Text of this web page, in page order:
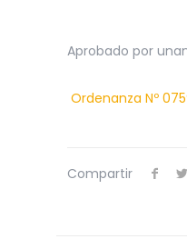
Aprobado por
Ordenanza Nº
Compartir